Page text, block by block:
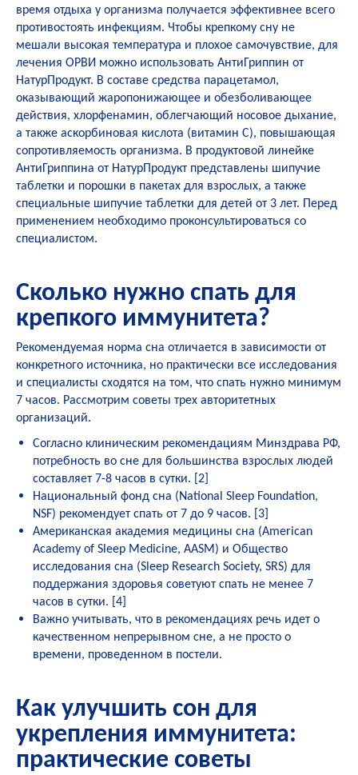
время отдыха у организма получается эффективнее всего
противостоять инфекциям. Чтобы крепкому сну не
мешали высокая температура и плохое самочувствие, для
лечения ОРВИ можно использовать АнтиГриппин от
НатурПродукт. В составе средства парацетамол,
оказывающий жаропонижающее и обезболивающее
действия, хлорфенамин, облегчающий носовое дыхание,
а также аскорбиновая кислота (витамин С), повышающая
сопротивляемость организма. В продуктовой линейке
АнтиГриппина от НатурПродукт представлены шипучие
таблетки и порошки в пакетах для взрослых, а также
специальные шипучие таблетки для детей от 3 лет. Перед
применением необходимо проконсультироваться со
специалистом.
Сколько нужно спать для
крепкого иммунитета?
Рекомендуемая норма сна отличается в зависимости от
конкретного источника, но практически все исследования
и специалисты сходятся на том, что спать нужно минимум
7 часов. Рассмотрим советы трех авторитетных
организаций.
Согласно клиническим рекомендациям Минздрава РФ,
потребность во сне для большинства взрослых людей
составляет 7-8 часов в сутки. [2]
Национальный фонд сна (National Sleep Foundation,
NSF) рекомендует спать от 7 до 9 часов. [3]
Американская академия медицины сна (American
Academy of Sleep Medicine, AASM) и Общество
исследования сна (Sleep Research Society, SRS) для
поддержания здоровья советуют спать не менее 7
часов в сутки. [4]
Важно учитывать, что в рекомендациях речь идет о
качественном непрерывном сне, а не просто о
времени, проведенном в постели.
Как улучшить сон для
укрепления иммунитета:
практические советы